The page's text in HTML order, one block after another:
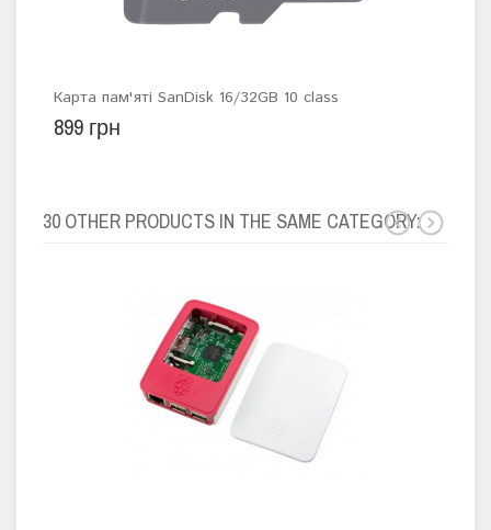
Карта пам'яті SanDisk 16/32GB 10 class
899 грн
30 OTHER PRODUCTS IN THE SAME CATEGORY: